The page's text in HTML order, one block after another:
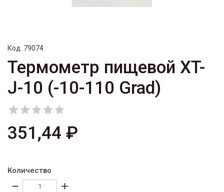
Код: 79074
Термометр пищевой XT-
J-10 (-10-110 Grad)

351,44 ₽
Количество
remove add